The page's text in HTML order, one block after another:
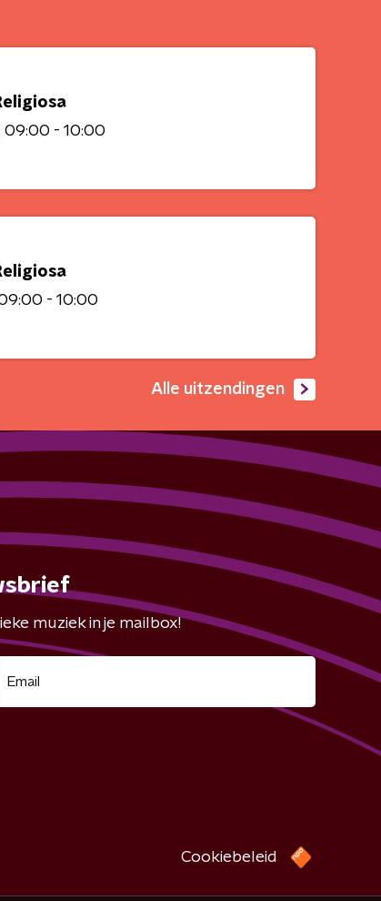
09:00 - 10:00
- 10:00
Alle uitzendingen
muziek in je mailbox!
Cookiebeleid